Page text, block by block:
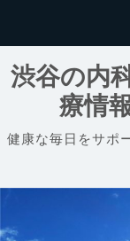
渋谷の内
療情
健康な毎日をサポ